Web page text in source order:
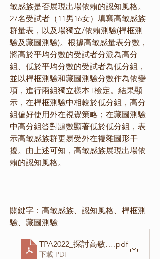
敏感族是否展現出場依賴的認知風格。
27名受試者（11男16女）填寫高敏感族
群量表，以及場獨立/依賴測驗(桿框測
驗及藏圖測驗)。根據高敏感量表分數，
將高於平均分數的受試者分派為高分
組、低於平均分數的受試者為低分組，
並以桿框測驗和藏圖測驗分數作為依變
項，進行兩組獨立樣本T檢定。結果顯
示，在桿框測驗中相較於低分組，高分
組偏好使用外在視覺策略；在藏圖測驗
中高分組答對題數顯著低於低分組，表
示高敏感族群更易受外在複雜圖形干
擾。由上述可知，高敏感族展現出場依
賴的認知風格。
關鍵字：高敏感族、認知風格、桿框測
驗、藏圖測驗
TPA2022_探討高敏感族群的認知風
.pdf
下載 PDF